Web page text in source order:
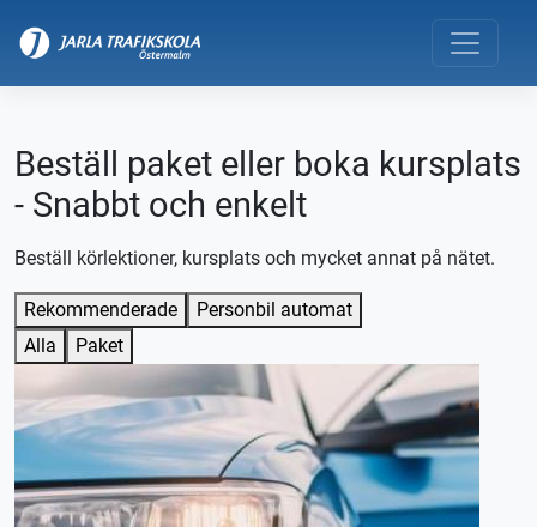
Beställ paket eller boka kursplats
- Snabbt och enkelt
Beställ körlektioner, kursplats och mycket annat på nätet.
Rekommenderade
Personbil automat
Alla
Paket